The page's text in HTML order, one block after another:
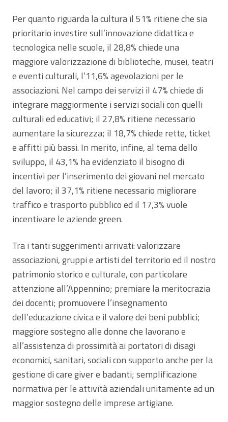
Per quanto riguarda la cultura il 51% ritiene che sia
prioritario investire sull’innovazione didattica e
tecnologica nelle scuole, il 28,8% chiede una
maggiore valorizzazione di biblioteche, musei, teatri
e eventi culturali, l’11,6% agevolazioni per le
associazioni. Nel campo dei servizi il 47% chiede di
integrare maggiormente i servizi sociali con quelli
culturali ed educativi; il 27,8% ritiene necessario
aumentare la sicurezza; il 18,7% chiede rette, ticket
e affitti più bassi. In merito, infine, al tema dello
sviluppo, il 43,1% ha evidenziato il bisogno di
incentivi per l’inserimento dei giovani nel mercato
del lavoro; il 37,1% ritiene necessario migliorare
traffico e trasporto pubblico ed il 17,3% vuole
incentivare le aziende green.
Tra i tanti suggerimenti arrivati: valorizzare
associazioni, gruppi e artisti del territorio ed il nostro
patrimonio storico e culturale, con particolare
attenzione all’Appennino; premiare la meritocrazia
dei docenti; promuovere l’insegnamento
dell’educazione civica e il valore dei beni pubblici;
maggiore sostegno alle donne che lavorano e
all’assistenza di prossimità ai portatori di disagi
economici, sanitari, sociali con supporto anche per la
gestione di care giver e badanti; semplificazione
normativa per le attività aziendali unitamente ad un
maggior sostegno delle imprese artigiane.